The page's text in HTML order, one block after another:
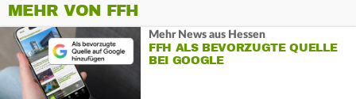
MEHR VON FFH
Mehr News aus Hessen
FFH ALS BEVORZUGTE QUELLE
BEI GOOGLE